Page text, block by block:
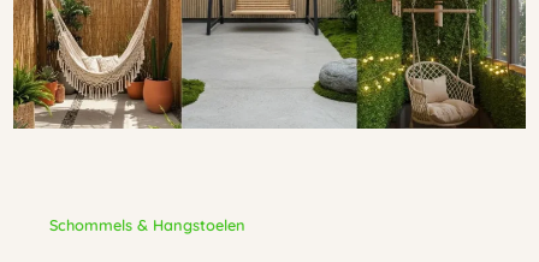
Schommels & Hangstoelen